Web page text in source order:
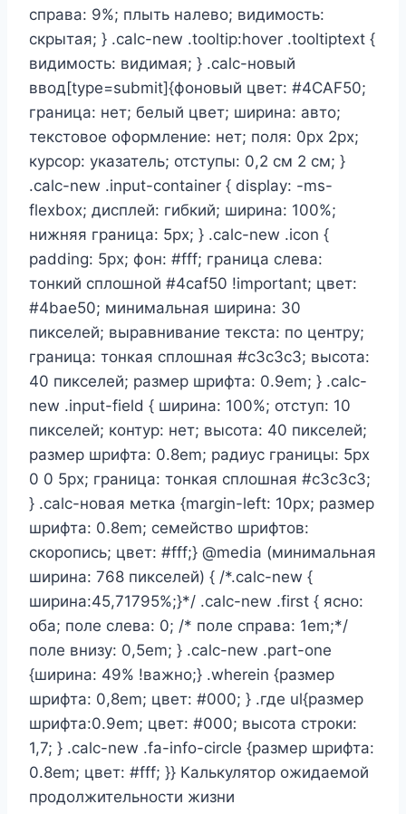
справа: 9%; плыть налево; видимость:
скрытая; } .calc-new .tooltip:hover .tooltiptext {
видимость: видимая; } .calc-новый
ввод[type=submit]{фоновый цвет: #4CAF50;
граница: нет; белый цвет; ширина: авто;
текстовое оформление: нет; поля: 0px 2px;
курсор: указатель; отступы: 0,2 см 2 см; }
.calc-new .input-container { display: -ms-
flexbox; дисплей: гибкий; ширина: 100%;
нижняя граница: 5px; } .calc-new .icon {
padding: 5px; фон: #fff; граница слева:
тонкий сплошной #4caf50 !important; цвет:
#4bae50; минимальная ширина: 30
пикселей; выравнивание текста: по центру;
граница: тонкая сплошная #c3c3c3; высота:
40 пикселей; размер шрифта: 0.9em; } .calc-
new .input-field { ширина: 100%; отступ: 10
пикселей; контур: нет; высота: 40 пикселей;
размер шрифта: 0.8em; радиус границы: 5px
0 0 5px; граница: тонкая сплошная #c3c3c3;
} .calc-новая метка {margin-left: 10px; размер
шрифта: 0.8em; семейство шрифтов:
скоропись; цвет: #fff;} @media (минимальная
ширина: 768 пикселей) { /*.calc-new {
ширина:45,71795%;}*/ .calc-new .first { ясно:
оба; поле слева: 0; /* поле справа: 1em;*/
поле внизу: 0,5em; } .calc-new .part-one
{ширина: 49% !важно;} .wherein {размер
шрифта: 0,8em; цвет: #000; } .где ul{размер
шрифта:0.9em; цвет: #000; высота строки:
1,7; } .calc-new .fa-info-circle {размер шрифта:
0.8em; цвет: #fff; }} Калькулятор ожидаемой
продолжительности жизни